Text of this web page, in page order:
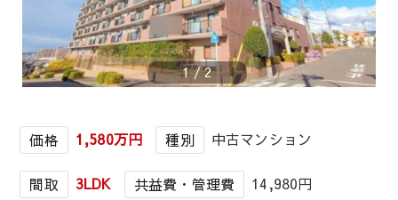
1/2
価格 1,580万円 種別 中古マンション
間取 3LDK 共益費・管理費 14,980円